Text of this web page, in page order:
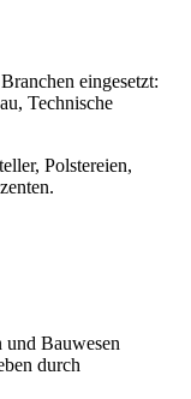
eingesetzt:
Technische
Polstereien,
.
Bauwesen
durch